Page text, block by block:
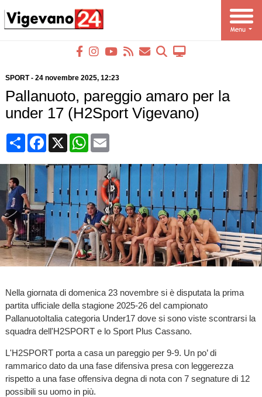
SPORT- 24 novembre 2025, 12:23
Pallanuoto, pareggio amaro per la
under 17 (H2Sport Vigevano)
CondividiFacebook
X WhatsApp
Email
Nella giornata di domenica 23 novembre si è disputata la prima
partita ufficiale della stagione 2025-26 del campionato
PallanuotoItalia categoria Under17 dove si sono viste scontrarsi la
squadra dell'H2SPORT e lo Sport Plus Cassano.
L'H2SPORT porta a casa un pareggio per 9-9. Un po’ di
rammarico dato da una fase difensiva presa con leggerezza
rispetto a una fase offensiva degna di nota con 7 segnature di 12
possibili su uomo in più.